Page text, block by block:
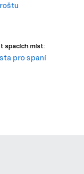
spacích míst:
pro spaní